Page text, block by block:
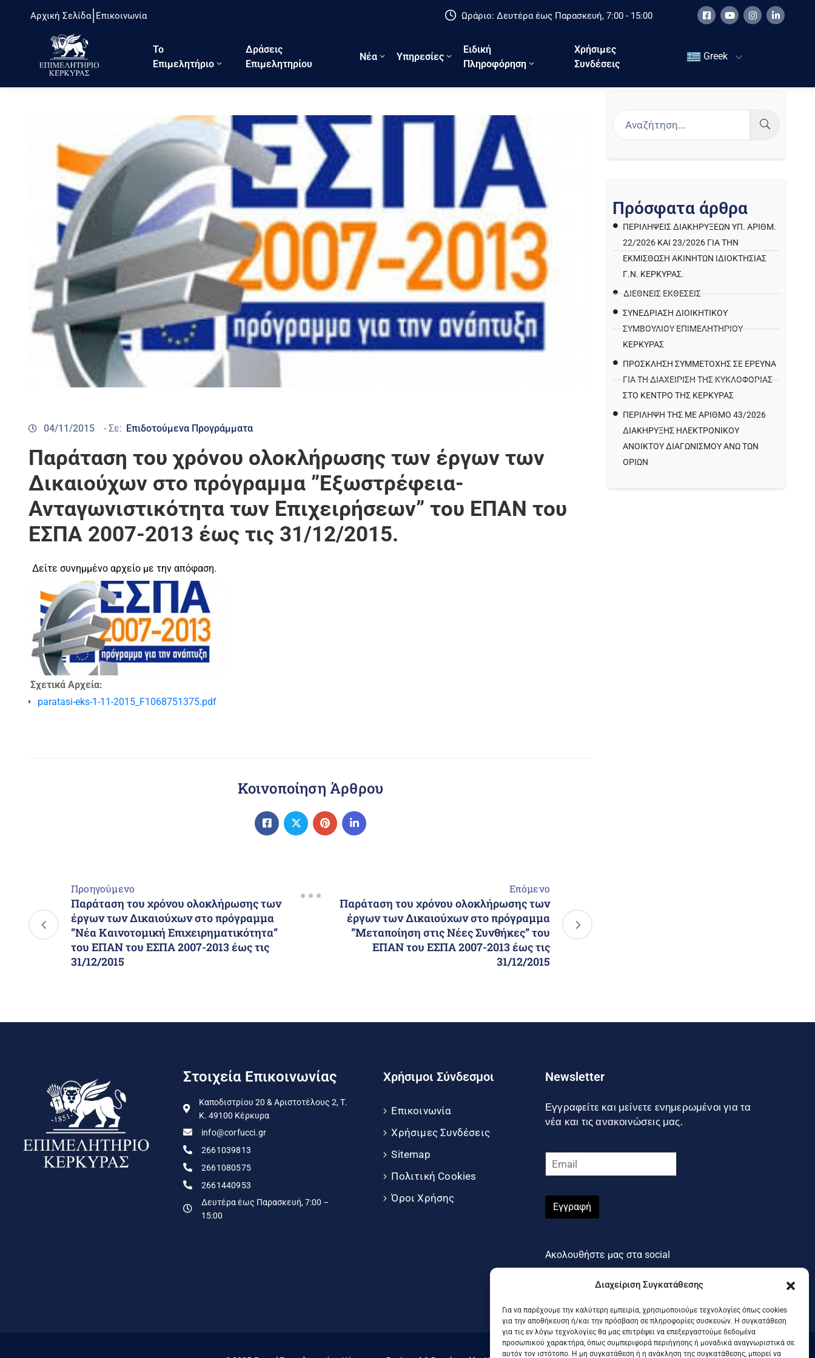
Διαχείριση Συγκατάθεσης
Για να παρέχουμε την καλύτερη εμπειρία, χρησιμοποιούμε τεχνολογίες όπως cookies
για την αποθήκευση ή/και την πρόσβαση σε πληροφορίες συσκευών. Η συγκατάθεση
για τις εν λόγω τεχνολογίες θα μας επιτρέψει να επεξεργαστούμε δεδομένα
προσωπικού χαρακτήρα, όπως συμπεριφορά περιήγησης ή μοναδικά αναγνωριστικά σε
αυτόν τον ιστότοπο. Η μη συγκατάθεση ή η ανάκληση της συγκατάθεσης, μπορεί να
Αρχική Σελίδα Επικοινωνία Ωράριο: Δευτέρα έως Παρασκευή, 7:00 - 15:00
Το
Eπιμελητήριο
Δράσεις
Επιμελητηρίου
Νέα Υπηρεσίες
Ειδική
Πληροφόρηση
Χρήσιμες
Συνδέσεις
Greek
04/11/2015 - Σε: Επιδοτούμενα Προγράμματα
Παράταση του χρόνου ολοκλήρωσης των έργων των
Δικαιούχων στο πρόγραμμα ”Εξωστρέφεια-
Ανταγωνιστικότητα των Επιχειρήσεων” του ΕΠΑΝ του
ΕΣΠΑ 2007-2013 έως τις 31/12/2015.
Δείτε συνημμένο αρχείο με την απόφαση.
Σχετικά Αρχεία:
paratasi-eks-1-11-2015_F1068751375.pdf
Κοινοποίηση Άρθρου
Προηγούμενο
Παράταση του χρόνου ολοκλήρωσης των
έργων των Δικαιούχων στο πρόγραμμα
”Νέα Καινοτομική Επιχειρηματικότητα”
του ΕΠΑΝ του ΕΣΠΑ 2007-2013 έως τις
31/12/2015
Επόμενο
Παράταση του χρόνου ολοκλήρωσης των
έργων των Δικαιούχων στο πρόγραμμα
”Μεταποίηση στις Νέες Συνθήκες” του
ΕΠΑΝ του ΕΣΠΑ 2007-2013 έως τις
31/12/2015
Πρόσφατα άρθρα
ΠΕΡΙΛΉΨΕΙΣ ΔΙΑΚΗΡΎΞΕΩΝ ΥΠ. ΑΡΙΘΜ.
22/2026 ΚΑΙ 23/2026 ΓΙΑ ΤΗΝ
ΕΚΜΊΣΘΩΣΗ ΑΚΙΝΉΤΩΝ ΙΔΙΟΚΤΗΣΊΑΣ
Γ.Ν. ΚΈΡΚΥΡΑΣ.
ΔΙΕΘΝΕΙΣ ΕΚΘΕΣΕΙΣ
ΣΥΝΕΔΡΙΑΣΗ ΔΙΟΙΚΗΤΙΚΟΥ
ΣΥΜΒΟΥΛΙΟΥ ΕΠΙΜΕΛΗΤΗΡΙΟΥ
ΚΕΡΚΥΡΑΣ
ΠΡΌΣΚΛΗΣΗ ΣΥΜΜΕΤΟΧΉΣ ΣΕ ΈΡΕΥΝΑ
ΓΙΑ ΤΗ ΔΙΑΧΕΊΡΙΣΗ ΤΗΣ ΚΥΚΛΟΦΟΡΊΑΣ
ΣΤΟ ΚΈΝΤΡΟ ΤΗΣ ΚΈΡΚΥΡΑΣ
ΠΕΡΙΛΗΨΗ ΤΗΣ ΜΕ ΑΡΙΘΜΟ 43/2026
ΔΙΑΚΗΡΥΞΗΣ ΗΛΕΚΤΡΟΝΙΚΟΥ
ΑΝΟΙΚΤΟΥ ΔΙΑΓΩΝΙΣΜΟΥ ΑΝΩ ΤΩΝ
ΟΡΙΩΝ
Στοιχεία Επικοινωνίας
Καποδιστρίου 20 & Αριστοτέλους 2, Τ.
Κ. 49100 Κέρκυρα
info@corfucci.gr
2661039813
2661080575
2661440953
Δευτέρα έως Παρασκευή, 7:00 –
15:00
Χρήσιμοι Σύνδεσμοι
Επικοινωνία
Χρήσιμες Συνδέσεις
Sitemap
Πολιτική Cookies
Όροι Χρήσης
Newsletter
Εγγραφείτε και μείνετε ενημερωμένοι για τα
νέα και τις ανακοινώσεις μας.
Εγγραφή
Ακολουθήστε μας στα social